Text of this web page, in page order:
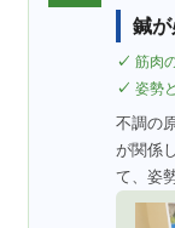
鍼
筋肉
姿勢
不調の
が関係
て、姿